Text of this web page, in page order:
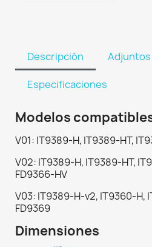
Descripción Adjuntos
Especificaciones
Modelos
V01: IT9389-H, IT9389-HT,
V02: IT9389-H, IT9389-HT,
FD9366-HV
V03: IT9389-H-v2, IT9360-H,
FD9369
Dimensiones